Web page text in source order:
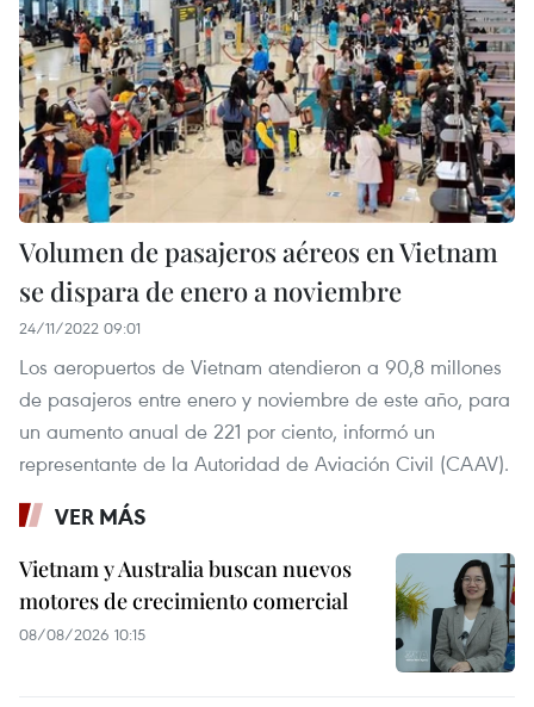
Volumen de pasajeros aéreos en Vietnam
se dispara de enero a noviembre
24/11/2022 09:01
Los aeropuertos de Vietnam atendieron a 90,8 millones
de pasajeros entre enero y noviembre de este año, para
un aumento anual de 221 por ciento, informó un
representante de la Autoridad de Aviación Civil (CAAV).
VER MÁS
Vietnam y Australia buscan nuevos
motores de crecimiento comercial
08/08/2026 10:15